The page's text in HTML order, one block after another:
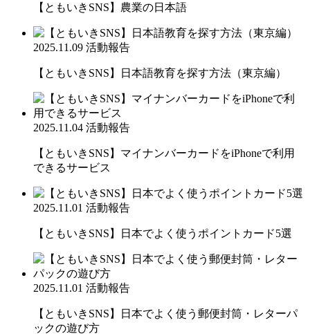
【ともいきSNS】農業の日本語
2025.11.09 活動報告
【ともいきSNS】日本語教育を探す方法（東京編）
2025.11.04 活動報告
【ともいきSNS】マイナンバーカードをiPhoneで利用
できるサービス
2025.11.01 活動報告
【ともいきSNS】日本でよく使うポイントカード5選
2025.11.01 活動報告
【ともいきSNS】日本でよく使う郵便封筒・レターパ
ックの遊び方